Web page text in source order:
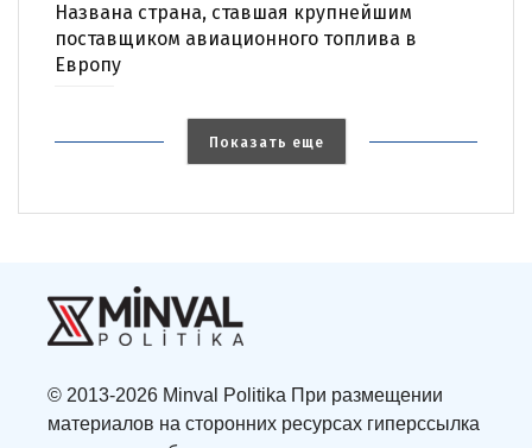
Названа страна, ставшая крупнейшим
поставщиком авиационного топлива в
Европу
Показать еще
© 2013-2026 Minval Politika При размещении
материалов на сторонних ресурсах гиперссылка